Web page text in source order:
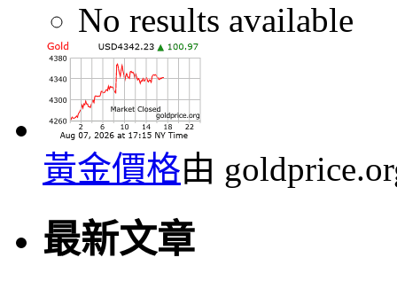
No results available
黃金價格由
最新文章